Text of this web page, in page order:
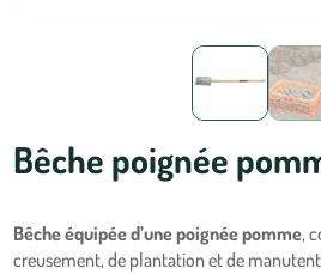
Bêche poignée
Bêche équipée d’une poignée pomme,
creusement, de plantation et de